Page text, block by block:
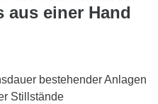
aus einer Hand
bestehender Anlagen
Stillstände